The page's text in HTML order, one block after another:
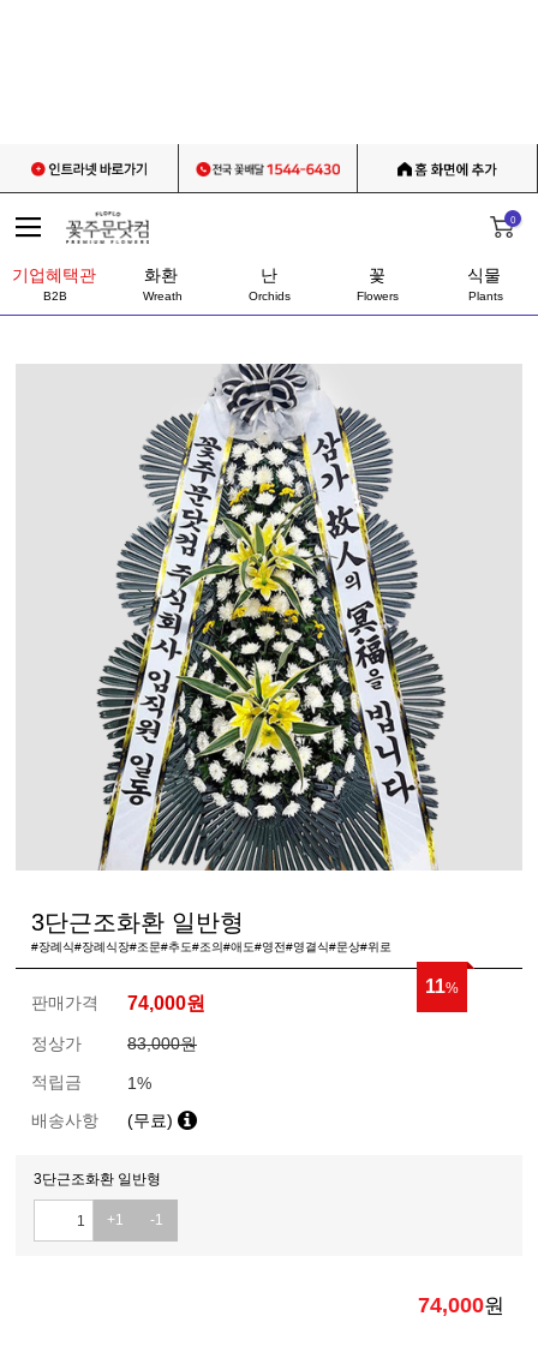
0
기업혜택관
B2B
화환
Wreath
난
Orchids
꽃
Flowers
식물
Plants
3단근조화환 일반형
#장례식#장례식장#조문#추도#조의#애도#영전#영결식#문상#위로
11%
판매가격 74,000원
정상가
83,000원
적립금
1%
배송사항
(무료)
3단근조화환 일반형
+1 -1
74,000원